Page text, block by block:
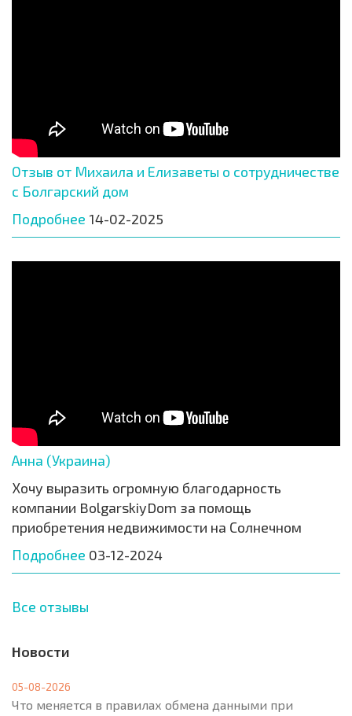
Отзыв от Михаила и Елизаветы о сотрудничестве
с Болгарский дом
Подробнее 14-02-2025
Анна (Украина)
Хочу выразить огромную благодарность
компании BolgarskiyDom за помощь
приобретения недвижимости на Солнечном
Подробнее 03-12-2024
Все отзывы
Новости
05-08-2026
Что меняется в правилах обмена данными при